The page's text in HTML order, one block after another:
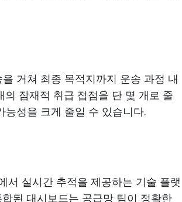
거쳐 최종 목적지까지 운송 과정 내
잠재적 취급 접점을 단 몇 개로 줄
성을 크게 줄일 수 있습니다.
서 실시간 추적을 제공하는 기술 플랫
된 대시보드는 공급망 팀이 정확한